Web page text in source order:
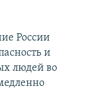
России
и
людей во